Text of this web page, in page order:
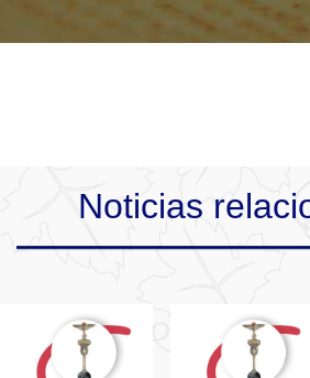
Noticias